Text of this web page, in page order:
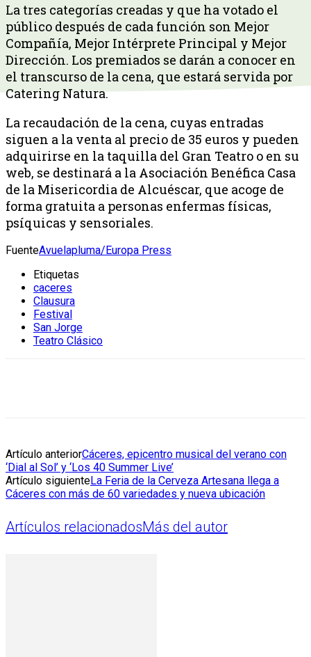
La tres categorías creadas y que ha votado el
público después de cada función son Mejor
Compañía, Mejor Intérprete Principal y Mejor
Dirección. Los premiados se darán a conocer en
el transcurso de la cena, que estará servida por
Catering Natura.
La recaudación de la cena, cuyas entradas
siguen a la venta al precio de 35 euros y pueden
adquirirse en la taquilla del Gran Teatro o en su
web, se destinará a la Asociación Benéfica Casa
de la Misericordia de Alcuéscar, que acoge de
forma gratuita a personas enfermas físicas,
psíquicas y sensoriales.
FuenteAvuelapluma/Europa Press
Etiquetas
caceres
Clausura
Festival
San Jorge
Teatro Clásico
Artículo anteriorCáceres, epicentro musical del verano con
‘Dial al Sol’ y ‘Los 40 Summer Live’
Artículo siguienteLa Feria de la Cerveza Artesana llega a
Cáceres con más de 60 variedades y nueva ubicación
Artículos relacionadosMás del autor